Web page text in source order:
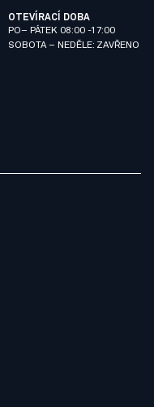
OTEVÍRACÍ DOBA
PO– PÁTEK 08:00 -17:00
SOBOTA – NEDĚLE: ZAVŘENO